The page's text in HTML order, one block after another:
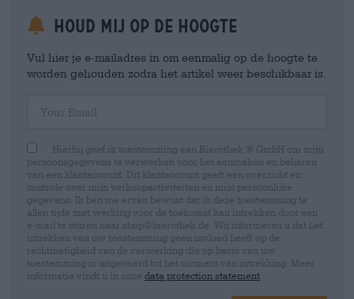
Houd mij op de hoogte
Vul hier je e-mailadres in om eenmalig op de hoogte te
worden gehouden zodra het artikel weer beschikbaar is.
Hierbij geef ik toestemming aan Bierothek ® GmbH om mijn
persoonsgegevens te verwerken voor het aanmaken en beheren
van een klantaccount. Dit klantaccount geeft een overzicht en
controle over mijn verkoopactiviteiten en mijn persoonlijke
gegevens. Ik ben me ervan bewust dat ik deze toestemming te
allen tijde met werking voor de toekomst kan intrekken door een
e-mail te sturen naar shop@bierothek.de. Wij informeren u dat het
intrekken van uw toestemming geen invloed heeft op de
rechtmatigheid van de verwerking die op basis van uw
toestemming is uitgevoerd tot het moment van intrekking. Meer
informatie vindt u in onze data protection statement